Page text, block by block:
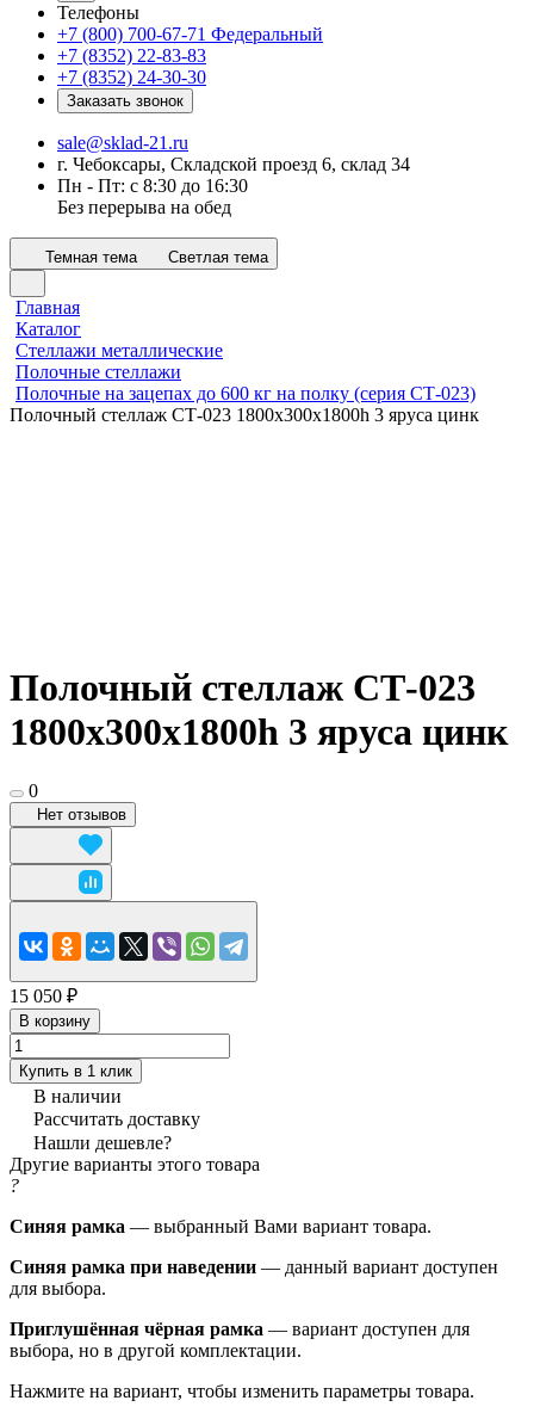
Телефоны
+7 (800) 700-67-71 Федеральный
+7 (8352) 22-83-83
+7 (8352) 24-30-30
Заказать звонок
sale@sklad-21.ru
г. Чебоксары, Складской проезд 6, склад 34
Пн - Пт: с 8:30 до 16:30
Без перерыва на обед
Темная тема Светлая тема
Главная
Каталог
Стеллажи металлические
Полочные стеллажи
Полочные на зацепах до 600 кг на полку (серия СТ-023)
Полочный стеллаж СТ-023 1800x300х1800h 3 яруса цинк
Полочный стеллаж СТ-023
1800x300х1800h 3 яруса цинк
0
Нет отзывов
15 050 ₽
В корзину
Купить в 1 клик
В наличии
Рассчитать доставку
Нашли дешевле?
Другие варианты этого товара
?
Синяя рамка — выбранный Вами вариант товара.
Синяя рамка при наведении — данный вариант доступен
для выбора.
Приглушённая чёрная рамка — вариант доступен для
выбора, но в другой комплектации.
Нажмите на вариант, чтобы изменить параметры товара.